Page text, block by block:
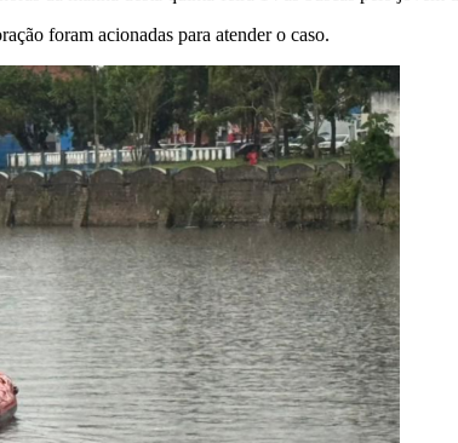
foram acionadas para atender o caso.